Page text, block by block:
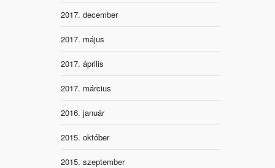
2017. december
2017. május
2017. április
2017. március
2016. január
2015. október
2015. szeptember